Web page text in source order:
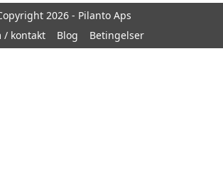
2026 - Pilanto Aps
/ kontakt
Blog Betingelser